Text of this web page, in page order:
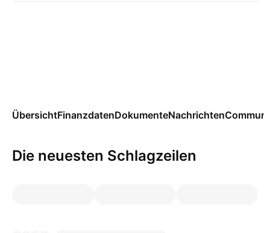
ÜbersichtFinanzdatenDokumenteNachrichten
Die neuesten Schlagzeilen